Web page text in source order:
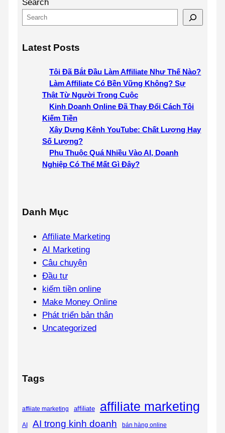
Search
Latest Posts
Tôi Đã Bắt Đầu Làm Affiliate Như Thế Nào?
Làm Affiliate Có Bền Vững Không? Sự
Thật Từ Người Trong Cuộc
Kinh Doanh Online Đã Thay Đổi Cách Tôi
Kiếm Tiền
Xây Dựng Kênh YouTube: Chất Lượng Hay
Số Lượng?
Phụ Thuộc Quá Nhiều Vào AI, Doanh
Nghiệp Có Thể Mất Gì Đây?
Danh Mục
Affiliate Marketing
AI Marketing
Câu chuyện
Đầu tư
kiếm tiền online
Make Money Online
Phát triển bản thân
Uncategorized
Tags
affiiate marketing affiliate affiliate marketing
AI AI trong kinh doanh bán hàng online